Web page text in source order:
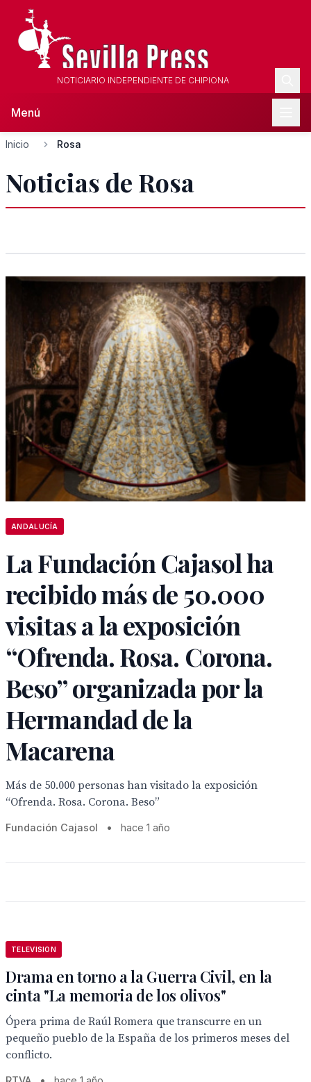
NOTICIARIO INDEPENDIENTE DE CHIPIONA
Menú
Inicio Rosa
Noticias de Rosa
ANDALUCÍA
La Fundación Cajasol ha
recibido más de 50.000
visitas a la exposición
“Ofrenda. Rosa. Corona.
Beso” organizada por la
Hermandad de la
Macarena
Más de 50.000 personas han visitado la exposición
“Ofrenda. Rosa. Corona. Beso”
Fundación Cajasol • hace 1 año
TELEVISION
Drama en torno a la Guerra Civil, en la
cinta "La memoria de los olivos"
Ópera prima de Raúl Romera que transcurre en un
pequeño pueblo de la España de los primeros meses del
conflicto.